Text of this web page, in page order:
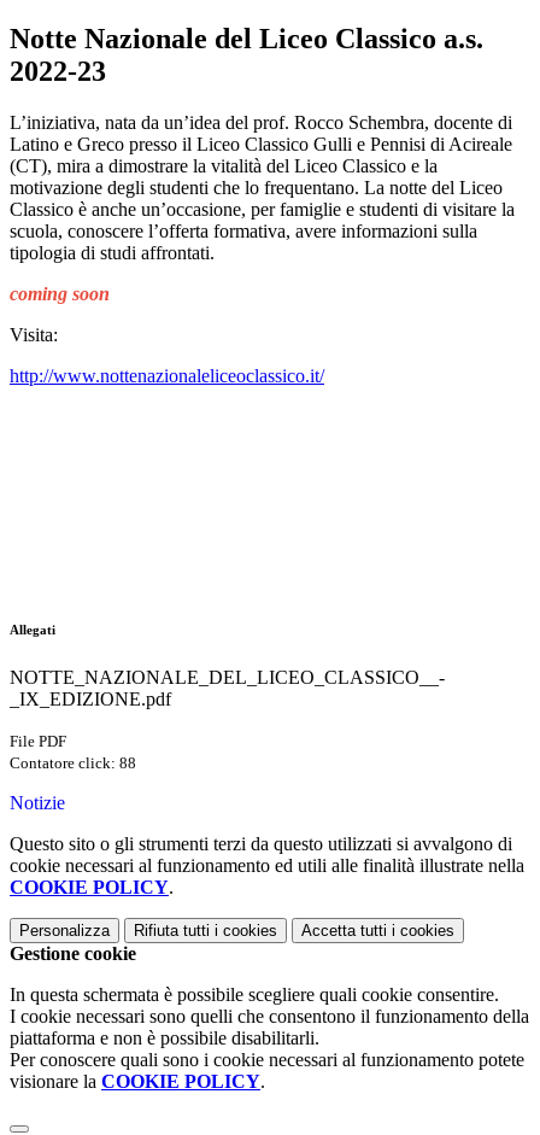
Notte Nazionale del Liceo Classico a.s.
2022-23
L’iniziativa, nata da un’idea del prof. Rocco Schembra, docente di
Latino e Greco presso il Liceo Classico Gulli e Pennisi di Acireale
(CT), mira a dimostrare la vitalità del Liceo Classico e la
motivazione degli studenti che lo frequentano. La notte del Liceo
Classico è anche un’occasione, per famiglie e studenti di visitare la
scuola, conoscere l’offerta formativa, avere informazioni sulla
tipologia di studi affrontati.
coming soon
Visita:
http://www.nottenazionaleliceoclassico.it/
Allegati
NOTTE_NAZIONALE_DEL_LICEO_CLASSICO__-
_IX_EDIZIONE.pdf
File PDF
Contatore click: 88
Notizie
Questo sito o gli strumenti terzi da questo utilizzati si avvalgono di
cookie necessari al funzionamento ed utili alle finalità illustrate nella
COOKIE POLICY.
Personalizza Rifiuta tutti i cookies Accetta tutti i cookies
Gestione cookie
In questa schermata è possibile scegliere quali cookie consentire.
I cookie necessari sono quelli che consentono il funzionamento della
piattaforma e non è possibile disabilitarli.
Per conoscere quali sono i cookie necessari al funzionamento potete
visionare la COOKIE POLICY.